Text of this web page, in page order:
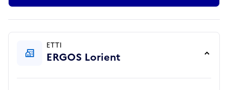
ETTI
ERGOS Lorient